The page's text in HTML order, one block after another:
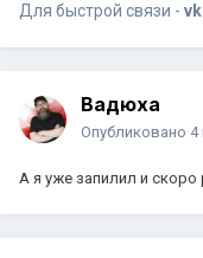
Для быстрой связи -
Вадюха
Опубликовано 4
А я уже запилил и скоро